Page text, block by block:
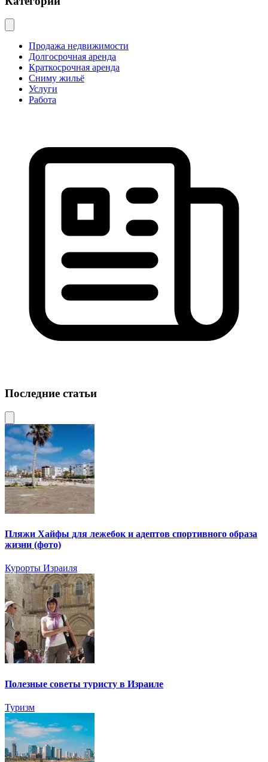
Продажа недвижимости
Долгосрочная аренда
Краткосрочная аренда
Сниму жильё
Услуги
Работа
Последние статьи
Пляжи Хайфы для лежебок и адептов спортивного образа
жизни (фото)
Курорты Израиля
Полезные советы туристу в Израиле
Туризм